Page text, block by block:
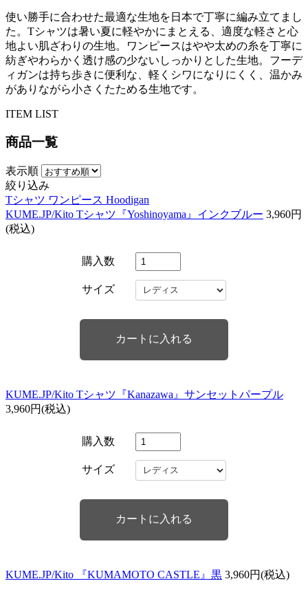
使い勝手に合わせた最適な生地を日本で丁寧に編み立てまし
た。Tシャツは暑い夏に軽やかにまとえる、適度な軽さと心
地よい肌ざわりの生地。ワンピースはやや太めの糸を丁寧に
紡ぎやわらかく透け感の少ないしっかりとした生地。フーデ
ィガンは持ち歩きに便利な、軽くシワになりにくく、温かみ
がありながら小さくたためる生地です。
ITEM LIST
商品一覧
表示順
絞り込み
Tシャツ ワンピース Hoodigan
KUME.JP/Kito Tシャツ『Yoshinoyama』インクブルー 3,960円
(税込)
購入数
サイズ
KUME.JP/Kito Tシャツ『Kanazawa』サンセットパープル
3,960円(税込)
購入数
サイズ
KUME.JP/Kito 『KUMAMOTO CASTLE』黒 3,960円(税込)